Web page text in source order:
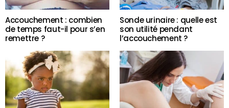
Accouchement : combien
de temps faut-il pour s’en
remettre ?
Sonde urinaire : quelle est
son utilité pendant
l’accouchement ?